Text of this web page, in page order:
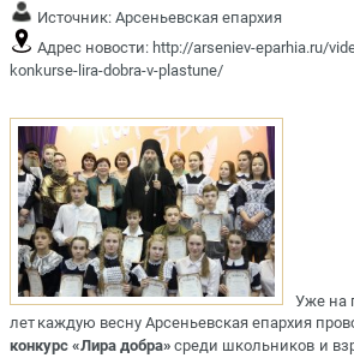
Источник: Арсеньевская епархия
Адрес новости: http://arseniev-eparhia.ru/
konkurse-lira-dobra-v-plastune/
Уже на
лет каждую весну Арсеньевская епархия
конкурс «Лира добра» среди школьников и